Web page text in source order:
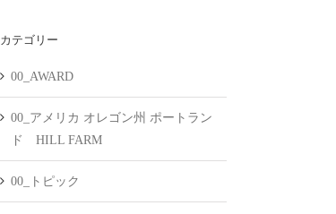
イ
カテゴリー
00_AWARD
00_アメリカ オレゴン州 ポートラン
ド HILL FARM
00_トピック